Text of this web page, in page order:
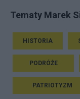
Tematy Marek
HISTORIA
PODRÓŻE
PATRIOTYZM